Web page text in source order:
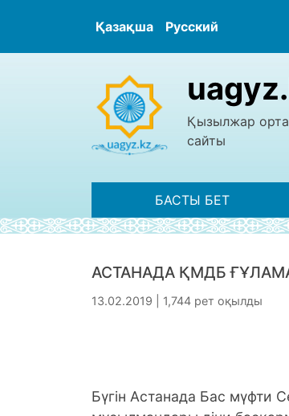
Қазақша Русский
Қызылжар
сайты
БАСТЫ БЕТ
АСТАНАДА ҚМДБ
13.02.2019 | 1,744 рет оқылды
Бүгін Астанада Бас мүфти